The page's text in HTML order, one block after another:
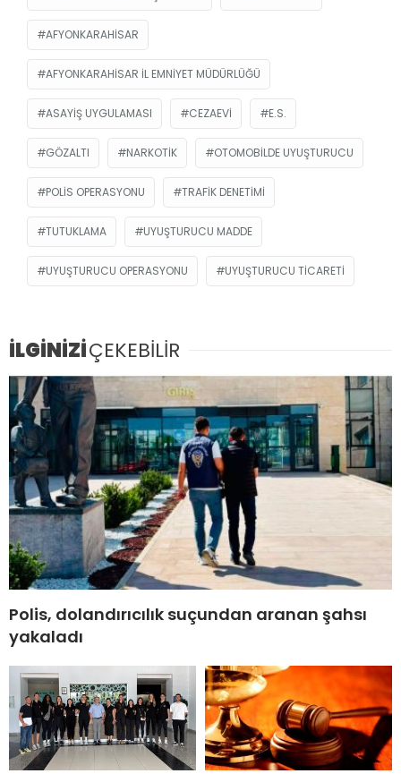
AFYONKARAHISAR
AFYONKARAHISAR İL EMNIYET MÜDÜRLÜĞÜ
ASAYIŞ UYGULAMASI CEZAEVI E.S.
GÖZALTI NARKOTIK OTOMOBILDE UYUŞTURUCU
POLIS OPERASYONU TRAFIK DENETIMI
TUTUKLAMA UYUŞTURUCU MADDE
UYUŞTURUCU OPERASYONU UYUŞTURUCU TICARETI
İLGİNİZİÇEKEBİLİR
Polis, dolandırıcılık suçundan aranan şahsı
yakaladı